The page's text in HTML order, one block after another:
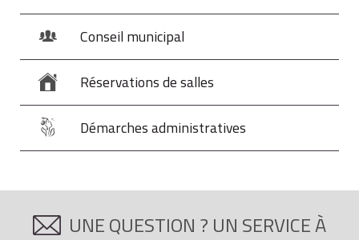
Conseil municipal
Réservations de salles
Démarches administratives
UNE QUESTION ? UN SERVICE À